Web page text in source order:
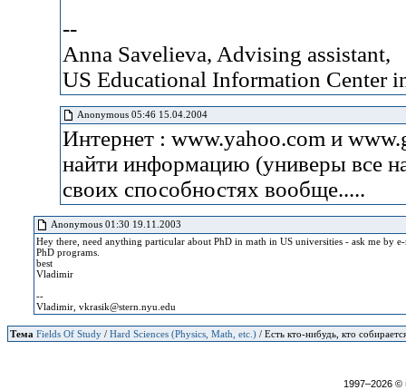
--
Anna Savelieva, Advising assistant,
US Educational Information Center
Anonymous 05:46 15.04.2004
Интернет : www.yahoo.com и
найти информацию (универы все
своих способностях вообще.....
Anonymous 01:30 19.11.2003
Hey there, need anything particular about PhD in math in US universities - ask me by
PhD programs.
best
Vladimir
--
Vladimir, vkrasik@stern.nyu.edu
Тема Fields Of Study / Hard Sciences (Physics, Math, etc.) / Есть кто-нибудь, кто
1997–2026 ©